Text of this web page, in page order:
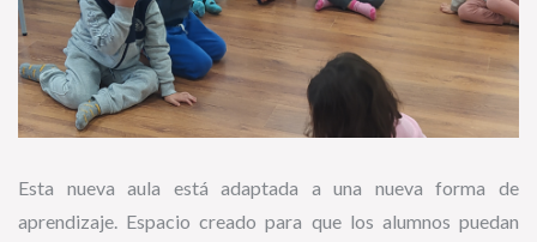
Esta nueva aula está adaptada a una nueva forma de
aprendizaje. Espacio creado para que los alumnos puedan